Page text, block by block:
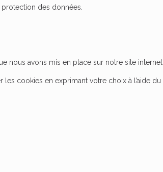
des données.
nous avons mis en place sur notre site internet.
cookies en exprimant votre choix à l’aide du